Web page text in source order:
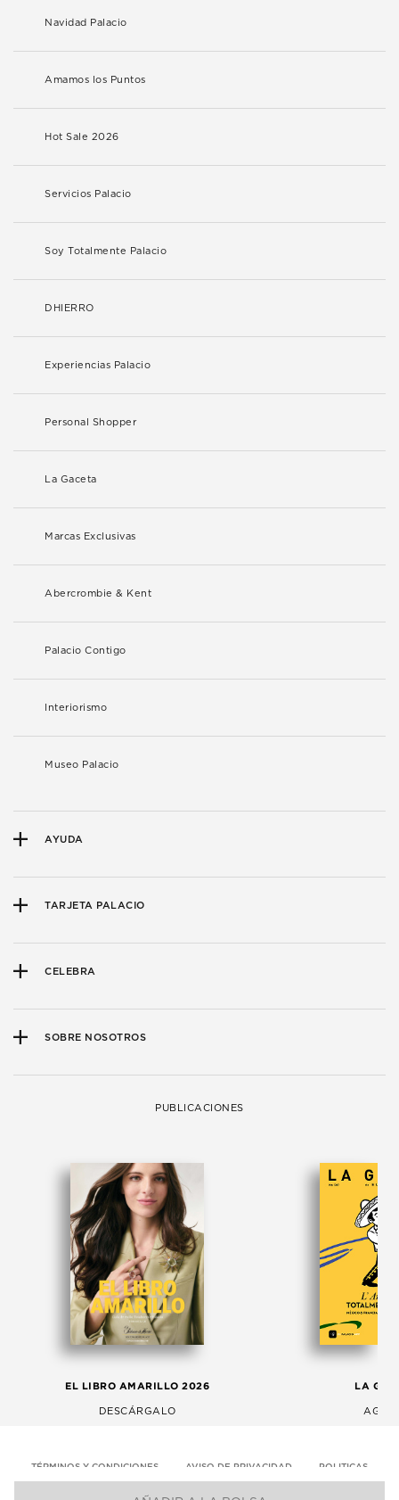
Navidad Palacio
Amamos los Puntos
Hot Sale 2026
Servicios Palacio
Soy Totalmente Palacio
DHIERRO
Experiencias Palacio
Personal Shopper
La Gaceta
Marcas Exclusivas
Abercrombie & Kent
Palacio Contigo
Interiorismo
Museo Palacio
AYUDA
TARJETA PALACIO
CELEBRA
SOBRE NOSOTROS
PUBLICACIONES
EL LIBRO AMARILLO 2026
DESCÁRGALO
LA
TÉRMINOS Y CONDICIONES AVISO DE PRIVACIDAD POLITICAS